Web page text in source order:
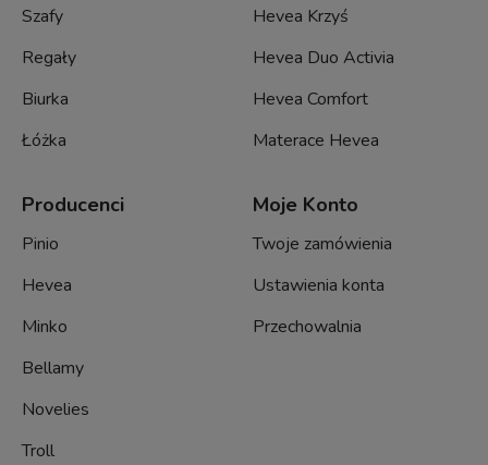
Szafy
Regały
Biurka
Łóżka
Hevea Krzyś
Hevea Duo Activia
Hevea Comfort
Materace Hevea
Producenci
Pinio
Hevea
Minko
Bellamy
Novelies
Troll
Moje Konto
Twoje zamówienia
Ustawienia konta
Przechowalnia